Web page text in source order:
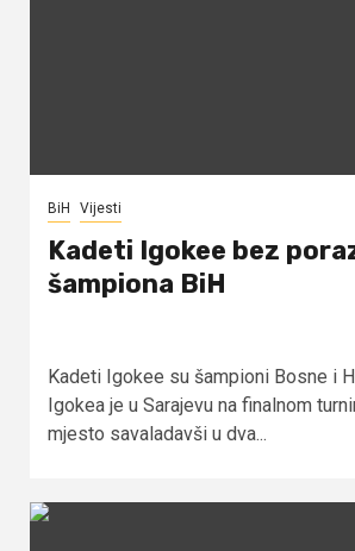
BiH Vijesti
Kadeti Igokee bez
šampiona BiH
Kadeti Igokee su šampioni Bosne i
Igokea je u Sarajevu na finalnom
mjesto savaladavši u dva...